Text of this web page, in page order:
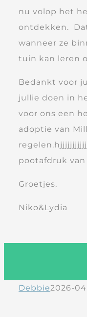
nu volop het
ontdekken.
wanneer ze
tuin kan leren
Bedankt voor
jullie doen in
voor ons een
adoptie van
pootafdruk
Groetjes,
Niko&Lydia
Debbie2026-